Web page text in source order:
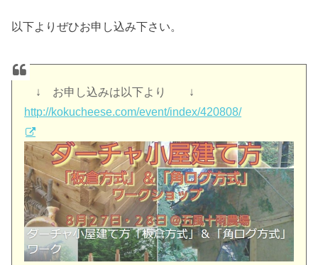
以下よりぜひお申し込み下さい。
↓ お申し込みは以下より ↓
http://kokucheese.com/event/index/420808/